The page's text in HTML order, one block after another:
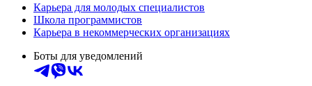
Карьера для молодых специалистов
Школа программистов
Карьера в некоммерческих организациях
Боты для уведомлений